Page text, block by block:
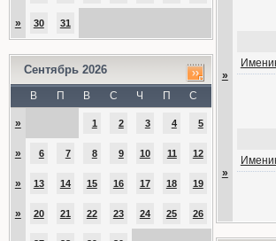
» 30 31
Сентябрь 2026
В П В С Ч П С
» 1 2 3 4 5
» 6 7 8 9 10 11 12
» 13 14 15 16 17 18 19
» 20 21 22 23 24 25 26
»
»